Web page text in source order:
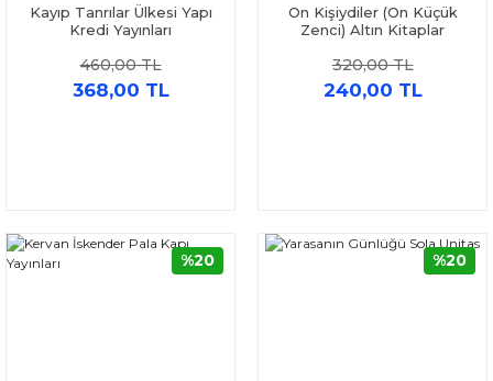
Kayıp Tanrılar Ülkesi Yapı
Kredi Yayınları
460,00 TL
368,00 TL
On Kişiydiler (On Küçük
Zenci) Altın Kitaplar
320,00 TL
240,00 TL
%20 %20